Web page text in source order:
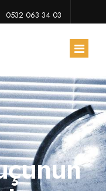
0532 063 34 03